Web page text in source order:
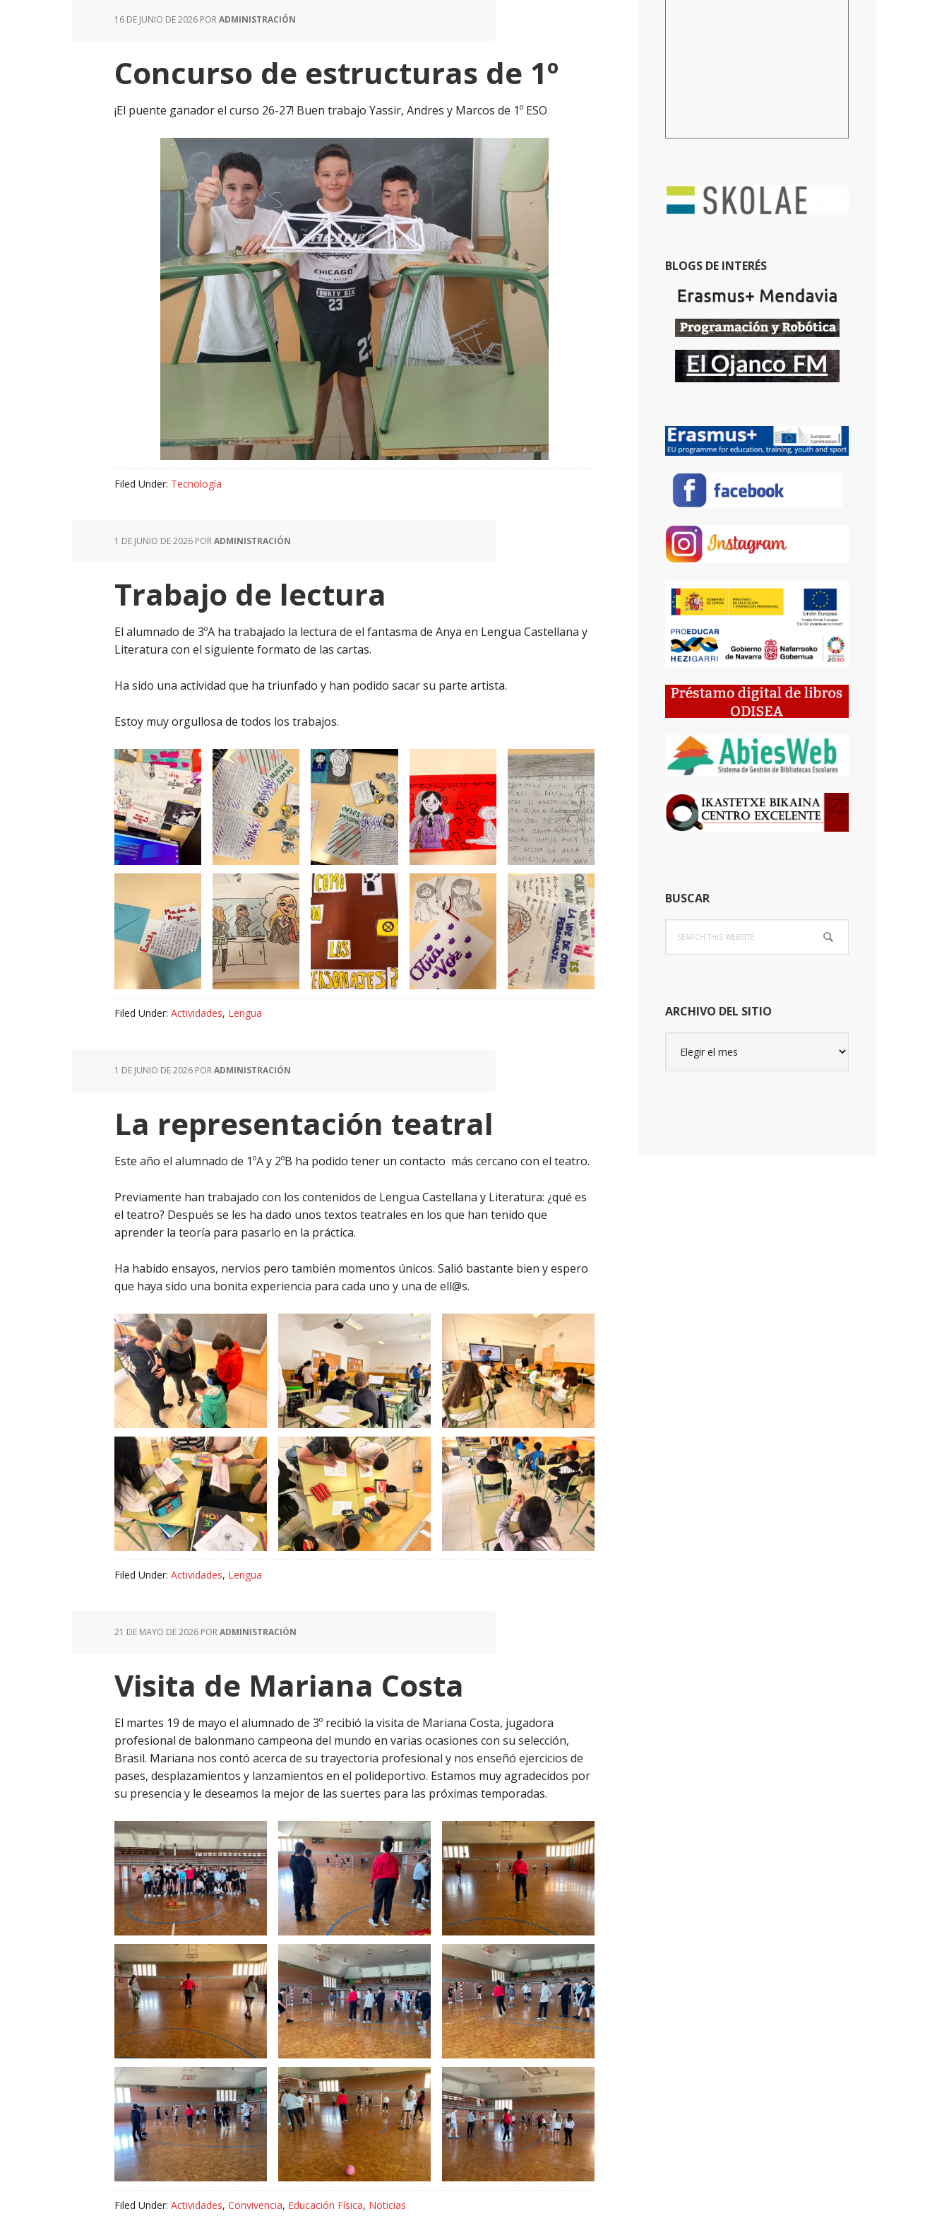
16 DE JUNIO DE 2026 PORADMINISTRACIÓN
Concurso de estructuras de 1º
¡El puente ganador el curso 26-27! Buen trabajo Yassir, Andres y Marcos de 1º ESO
Filed Under: Tecnología
1 DE JUNIO DE 2026 PORADMINISTRACIÓN
Trabajo de lectura
El alumnado de 3ºA ha trabajado la lectura de el fantasma de Anya en Lengua Castellana y
Literatura con el siguiente formato de las cartas.
Ha sido una actividad que ha triunfado y han podido sacar su parte artista.
Estoy muy orgullosa de todos los trabajos.
Filed Under: Actividades, Lengua
1 DE JUNIO DE 2026 PORADMINISTRACIÓN
La representación teatral
Este año el alumnado de 1ºA y 2ºB ha podido tener un contacto más cercano con el teatro.
Previamente han trabajado con los contenidos de Lengua Castellana y Literatura: ¿qué es
el teatro? Después se les ha dado unos textos teatrales en los que han tenido que
aprender la teoría para pasarlo en la práctica.
Ha habido ensayos, nervios pero también momentos únicos. Salió bastante bien y espero
que haya sido una bonita experiencia para cada uno y una de ell@s.
Filed Under: Actividades, Lengua
21 DE MAYO DE 2026 PORADMINISTRACIÓN
Visita de Mariana Costa
El martes 19 de mayo el alumnado de 3º recibió la visita de Mariana Costa, jugadora
profesional de balonmano campeona del mundo en varias ocasiones con su selección,
Brasil. Mariana nos contó acerca de su trayectoria profesional y nos enseñó ejercicios de
pases, desplazamientos y lanzamientos en el polideportivo. Estamos muy agradecidos por
su presencia y le deseamos la mejor de las suertes para las próximas temporadas.
Filed Under: Actividades, Convivencia, Educación Física, Noticias
BLOGS DE INTERÉS
BUSCAR
this
website
ARCHIVO DEL SITIO
sitio